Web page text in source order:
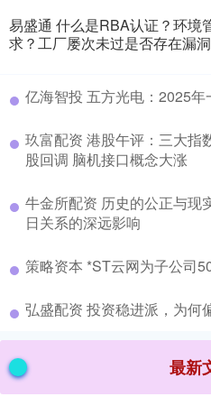
易盛通 什么是RBA认证？环境
求？工厂屡次未过是否存在漏
亿海智投 五方光电：2025
玖富配资 港股午评：三大指
股回调 脑机接口概念大涨
牛金所配资 历史的公正与现
日关系的深远影响
策略资本 *ST云网为子公司
弘盛配资 投资稳进派，为何
最新